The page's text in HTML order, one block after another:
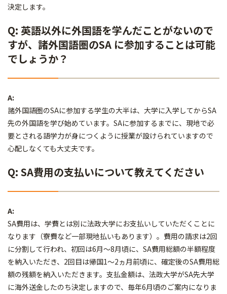
決定します。
Q: 英語以外に外国語を学んだことがないので
すが、諸外国語圏のSA に参加することは可能
でしょうか？
A:
諸外国語圏のSAに参加する学生の大半は、大学に入学してからSA
先の外国語を学び始めています。SAに参加するまでに、現地で必
要とされる語学力が身につくように授業が設けられていますので
心配しなくても大丈夫です。
Q: SA費用の支払いについて教えてください
A:
SA費用は、学費とは別に法政大学にお支払いしていただくことに
なります（寮費など一部現地払いもあります）。費用の請求は2回
に分割して行われ、初回は6月～8月頃に、SA費用総額の半額程度
を納入いただき、2回目は帰国1～2ヵ月前頃に、確定後のSA費用総
額の残額を納入いただきます。支払金額は、法政大学がSA先大学
に海外送金したのち決定しますので、毎年6月頃のご案内になりま